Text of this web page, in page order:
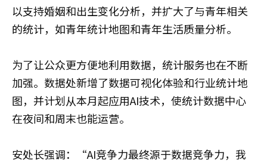
以支持婚姻和出生变化分析，并扩大了与青年相关
的统计，如青年统计地图和青年生活质量分析。
为了让公众更方便地利用数据，统计服务也在不断
加强。数据处新增了数据可视化体验和行业统计地
图，并计划从本月起应用AI技术，使统计数据中心
在夜间和周末也能运营。
安处长强调：“AI竞争力最终源于数据竞争力，我